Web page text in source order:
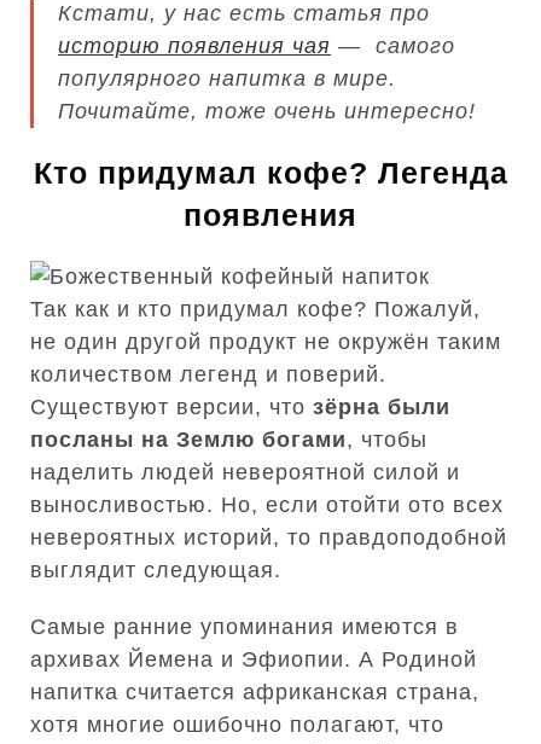
Кстати, у нас есть статья про
историю появления чая — самого
популярного напитка в мире.
Почитайте, тоже очень интересно!
Кто придумал кофе? Легенда
появления
Так как и кто придумал кофе? Пожалуй,
не один другой продукт не окружён таким
количеством легенд и поверий.
Существуют версии, что зёрна были
посланы на Землю богами, чтобы
наделить людей невероятной силой и
выносливостью. Но, если отойти ото всех
невероятных историй, то правдоподобной
выглядит следующая.
Самые ранние упоминания имеются в
архивах Йемена и Эфиопии. А Родиной
напитка считается африканская страна,
хотя многие ошибочно полагают, что